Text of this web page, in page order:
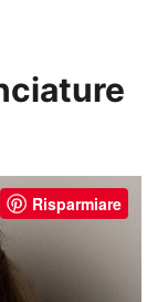
Risparmiare